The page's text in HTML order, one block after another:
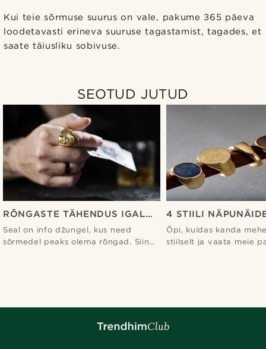
Kui teie sõrmuse suurus on vale, pakume 365 päeva
loodetavasti erineva suuruse tagastamist, tagades, et
saate täiusliku sobivuse.
SEOTUD JUTUD
RÕNGASTE TÄHENDUS IGAL
SÕRMEL MEESTELE -
TRENDHIM
Seal on info džungel, kus need
sõrmedel peaks olema rõngad. Siin
4 STIILI
SÕRMUSTE
TRENDHIM
Õpi, kuidas kanda
stiilselt ja vaata meie